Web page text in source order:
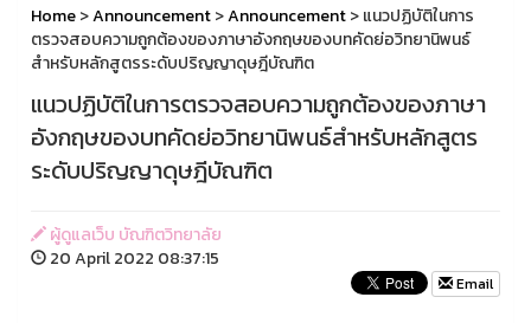
Home>Announcement>Announcement> แนวปฏิบัติในการ
ตรวจสอบความถูกต้องของภาษาอังกฤษของบทคัดย่อวิทยานิพนธ์
สำหรับหลักสูตรระดับปริญญาดุษฎีบัณฑิต
แนวปฏิบัติในการตรวจสอบความถูกต้องของภาษา
อังกฤษของบทคัดย่อวิทยานิพนธ์สำหรับหลักสูตร
ระดับปริญญาดุษฎีบัณฑิต
ผู้ดูแลเว็บ บัณฑิตวิทยาลัย
20 April 2022 08:37:15
Email